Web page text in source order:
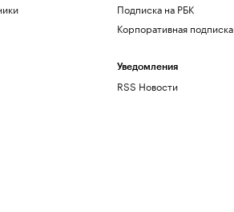
Подписка на РБК
Корпоративная подписка
Уведомления
RSS Новости